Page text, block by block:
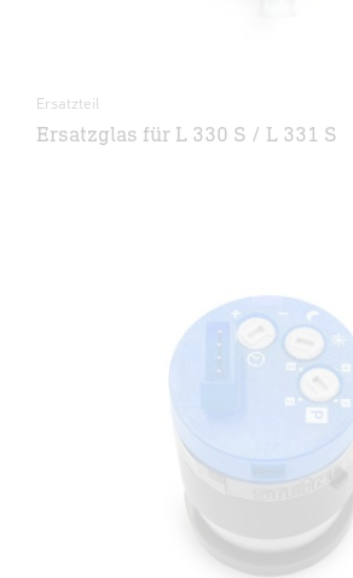
Ersatzteil
Ersatzglas für L 330 S / L 331 S